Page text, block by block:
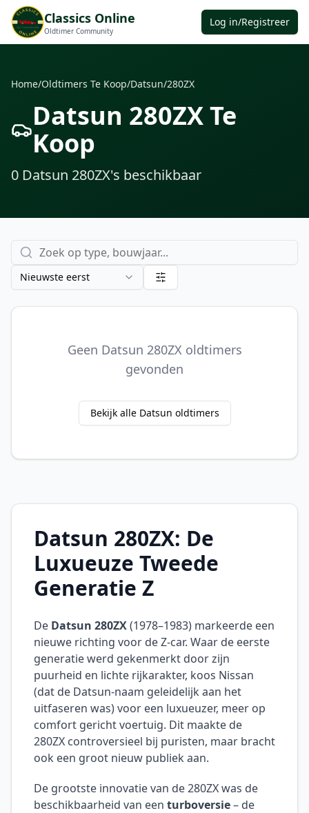
Classics Online
Oldtimer Community
Log in/Registreer
Home/Oldtimers Te Koop/Datsun/280ZX
Datsun 280ZX Te
Koop
0 Datsun 280ZX's beschikbaar
Nieuwste eerst
Geen Datsun 280ZX oldtimers
gevonden
Bekijk alle Datsun oldtimers
Datsun 280ZX: De
Luxueuze Tweede
Generatie Z
De Datsun 280ZX(1978–1983) markeerde een
nieuwe richting voor de Z-car. Waar de eerste
generatie werd gekenmerkt door zijn
puurheid en lichte rijkarakter, koos Nissan
(dat de Datsun-naam geleidelijk aan het
uitfaseren was) voor een luxueuzer, meer op
comfort gericht voertuig. Dit maakte de
280ZX controversieel bij puristen, maar bracht
ook een groot nieuw publiek aan.
De grootste innovatie van de 280ZX was de
beschikbaarheid van een turboversie– de